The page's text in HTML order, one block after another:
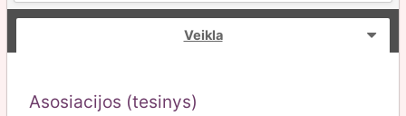
Veikla
Asosiacijos (tesinys)